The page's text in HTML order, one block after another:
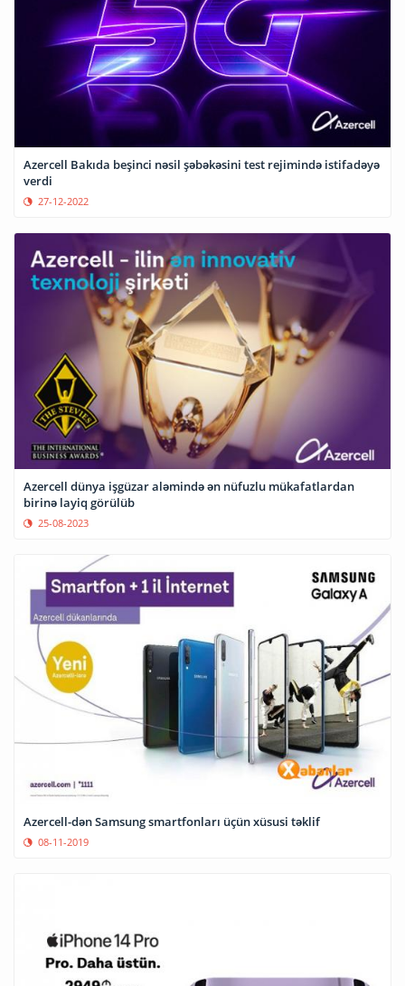
Azercell Bakıda beşinci nəsil şəbəkəsini test rejimində istifadəyə
verdi
27-12-2022
Azercell dünya işgüzar aləmində ən nüfuzlu mükafatlardan
birinə layiq görülüb
25-08-2023
Azercell-dən Samsung smartfonları üçün xüsusi təklif
08-11-2019